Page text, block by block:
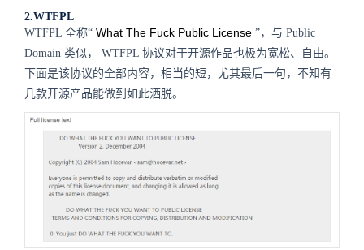
2.WTFPL
WTFPL 全称“ What The Fuck Public License ”，与 Public
Domain 类似， WTFPL 协议对于开源作品也极为宽松、自由。
下面是该协议的全部内容，相当的短，尤其最后一句，不知有
几款开源产品能做到如此洒脱。